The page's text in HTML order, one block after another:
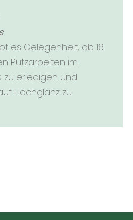
es Gelegenheit, ab 16
Putzarbeiten im
erledigen und
Hochglanz zu